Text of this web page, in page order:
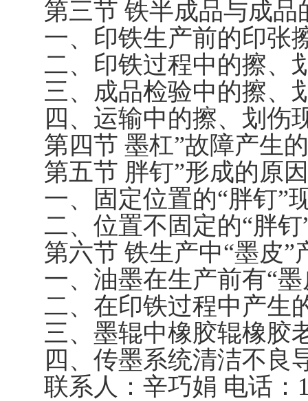
第三节 铁半成品与成品
一、印铁生产前的印张
二、印铁过程中的擦、
三、成品检验中的擦、
四、运输中的擦、划伤
第四节 墨杠”故障产生
第五节 胖钉”形成的原
一、固定位置的“胖钉”
二、位置不固定的“胖钉
第六节 铁生产中“墨皮”
一、油墨在生产前有“
二、在印铁过程中产生
三、墨辊中橡胶辊橡胶
四、传墨系统清洁不良
联系人：辛巧娟 电话：